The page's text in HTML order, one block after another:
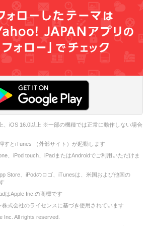
、iOS 16.0以上 ※一部の機種では正常に動作しない場合
すとiTunes （外部サイト）が起動します
、iPod touch、iPadまたはAndroidでご利用いただけま
Store、iPodのロゴ、iTunesは、米国および他国の
はApple Inc.の商標です
株式会社のライセンスに基づき使用されています
Inc. All rights reserved.